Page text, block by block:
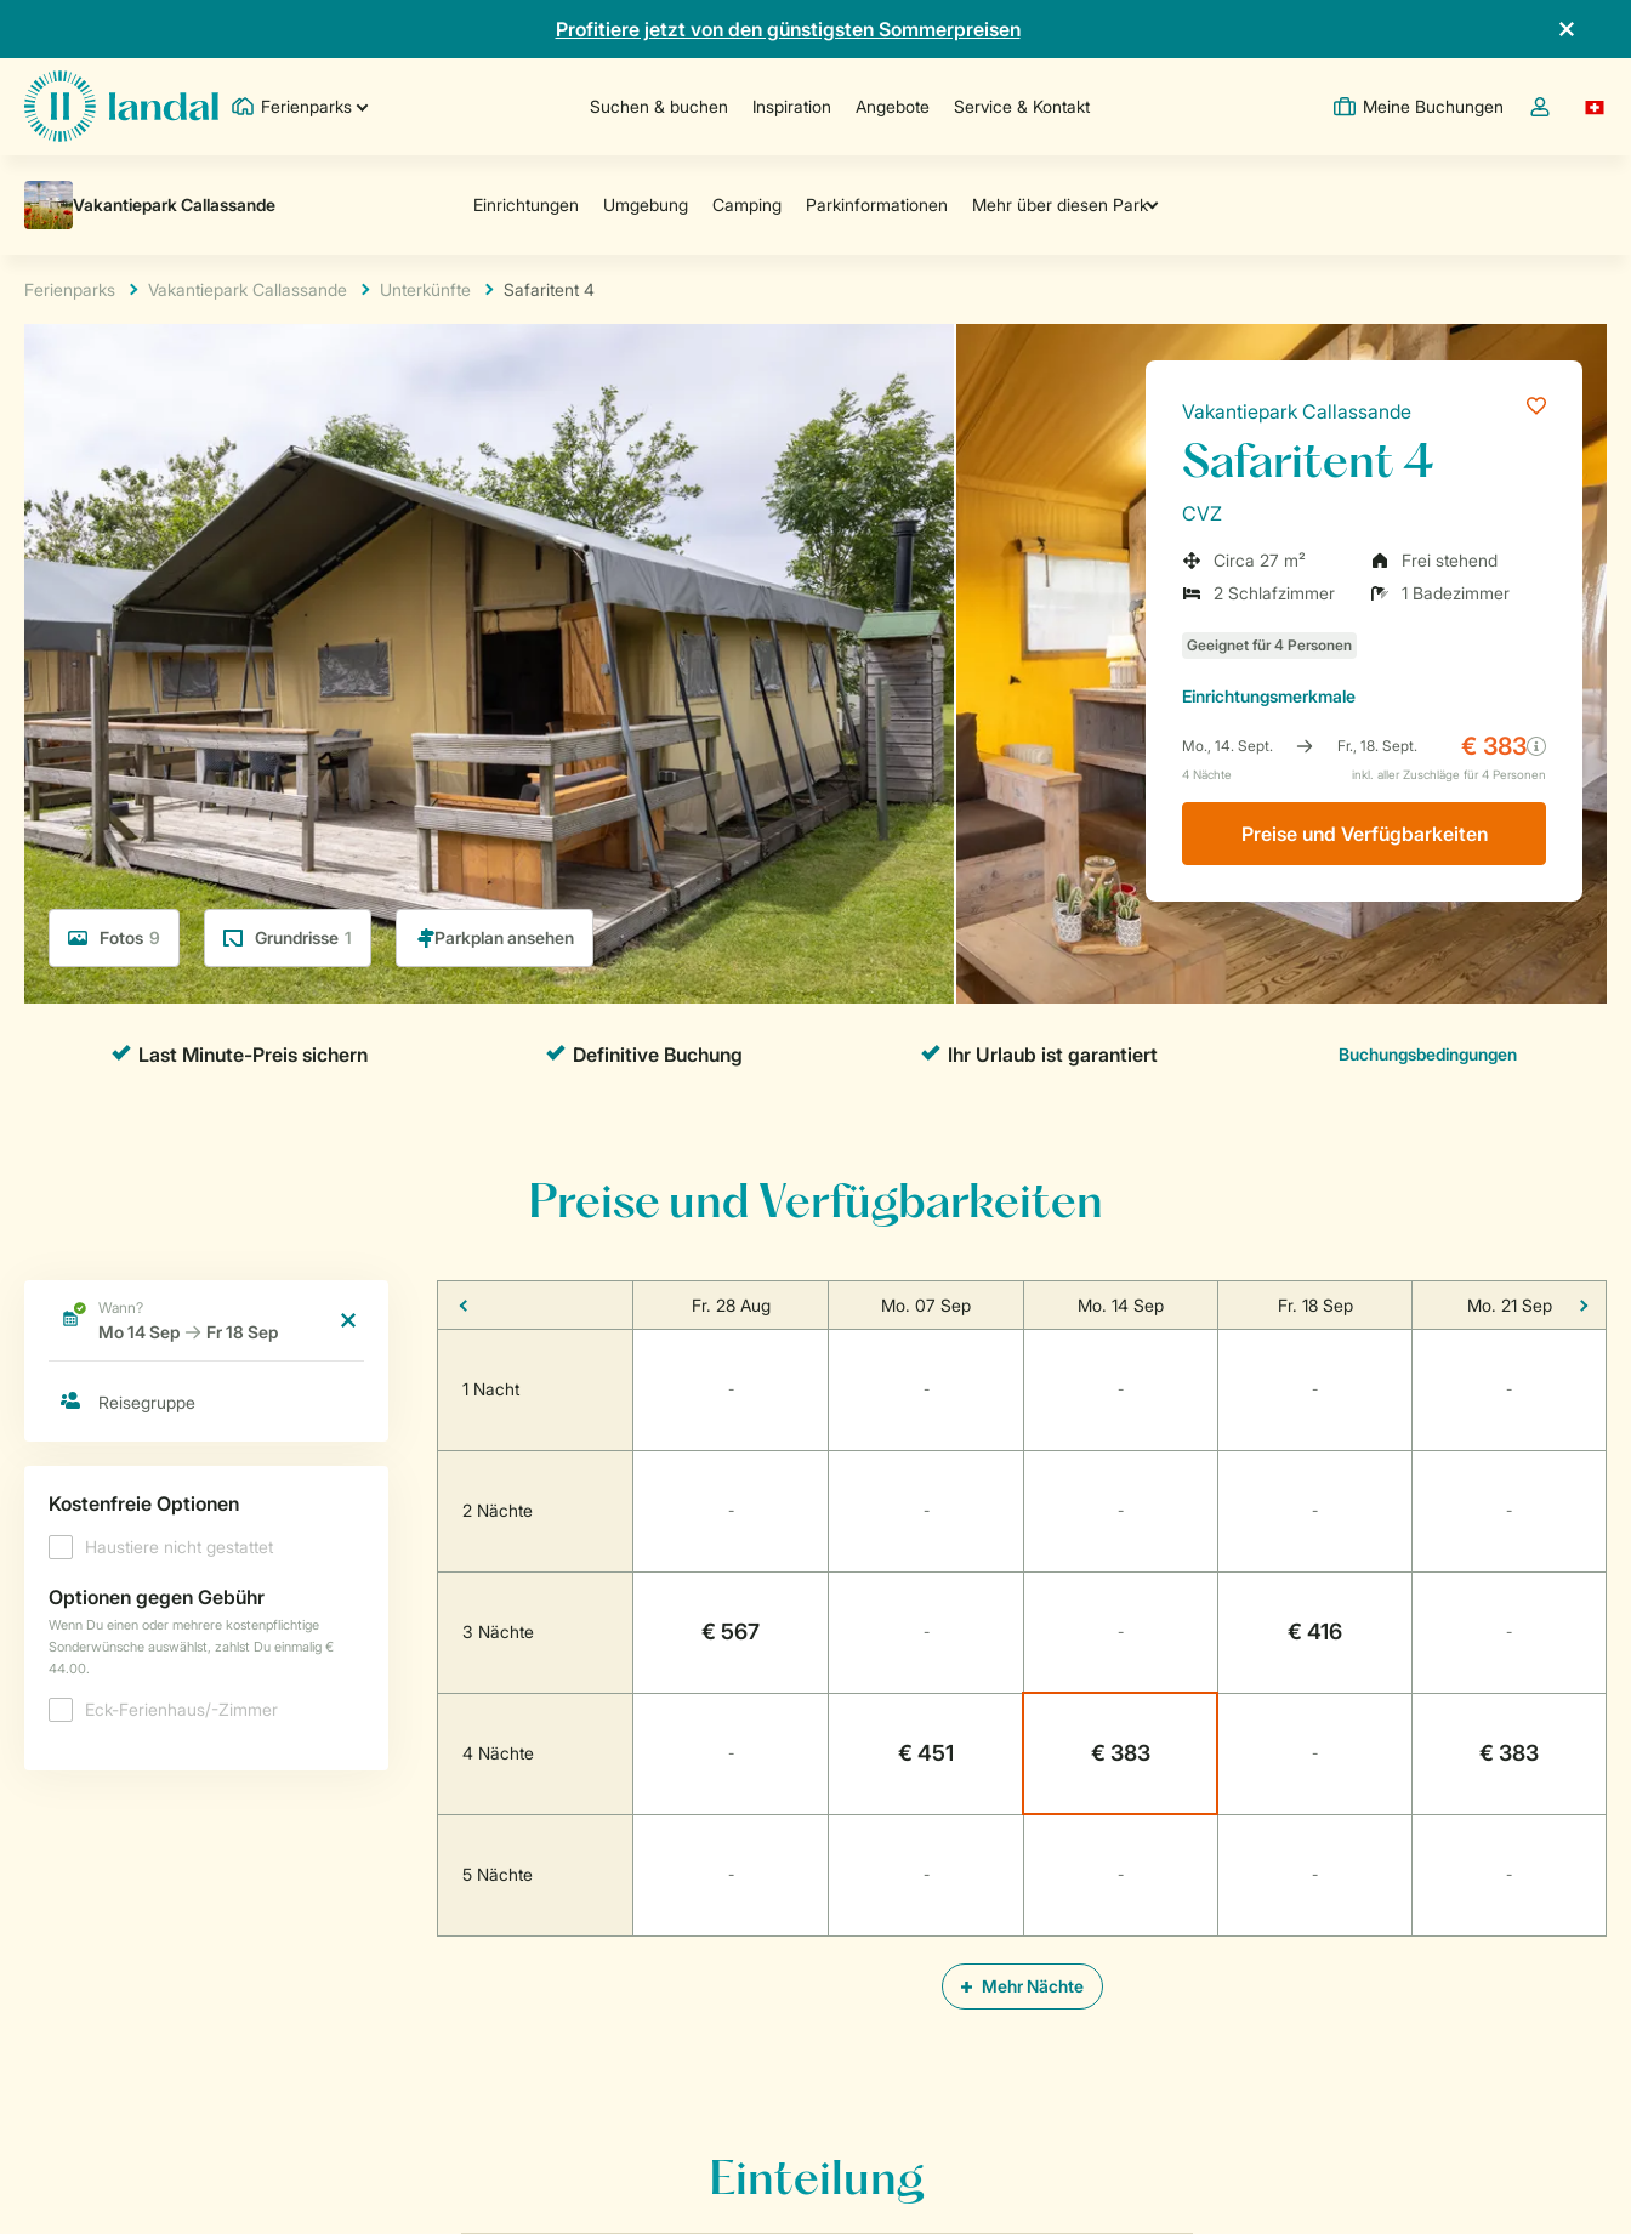
Profitiere jetzt von den günstigsten Sommerpreisen
Ferienparks Suchen & buchen Inspiration Angebote Service & Kontakt Meine Buchungen
Dropdown-
Ferienparks Vakantiepark Callassande Unterkünfte Safaritent 4
Fotos 9 Grundrisse 1
Vakantiepark Callassande
Safaritent 4
CVZ
Circa 27 m²
Frei stehend
2 Schlafzimmer
1 Badezimmer
Einrichtungsmerkmale
Preise und Verfügbarkeiten
Preise und Verfügbarkeiten
Mehr Nächte
Fr. 28 Aug Mo. 07 Sep Mo. 14 Sep Fr. 18 Sep Mo. 21 Sep
1 Nacht - - - - -
2 Nächte - - - - -
3 Nächte € 567 - - € 416 -
4 Nächte - € 451 € 383 - € 383
5 Nächte - - - - -
Einteilung